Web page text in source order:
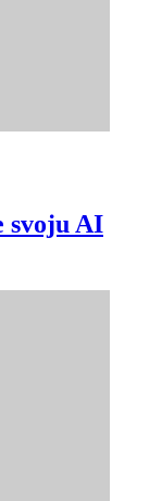
svoju AI